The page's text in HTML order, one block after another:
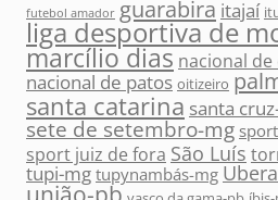
futebol amador guarabira itajaí
liga desportiva de
marcílio dias nacional de
nacional de patos oitizeiro
santa catarina santa
sete de setembro-mg
sport juiz de fora São Luís
tupi-mg tupynambás-mg